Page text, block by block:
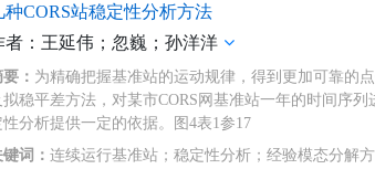
种CORS站稳定性分析方法
者：王延伟；忽巍；孙洋洋
： 为精确把握基准站的运动规律，得到更加可靠的
拟稳平差方法，对某市CORS网基准站一年的时间序
性分析提供一定的依据。图4表1参17
词： 连续运行基准站；稳定性分析；经验模态分解